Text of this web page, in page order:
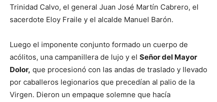
Trinidad Calvo, el general Juan José Martín Cabrero, el
sacerdote Eloy Fraile y el alcalde Manuel Barón.
Luego el imponente conjunto formado un cuerpo de
acólitos, una campanillera de lujo y el Señor del Mayor
Dolor, que procesionó con las andas de traslado y llevado
por caballeros legionarios que precedían al palio de la
Virgen. Dieron un empaque solemne que hacía